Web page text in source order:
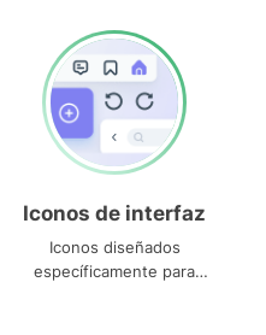
Iconos de interfaz
Iconos diseñados
específicamente para